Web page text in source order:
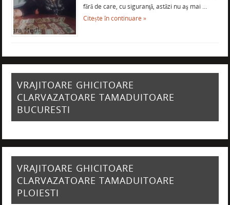
fără de care, cu siguranţă, astăzi nu aş mai …
Citește în continuare »
VRAJITOARE GHICITOARE
CLARVAZATOARE TAMADUITOARE
BUCURESTI
VRAJITOARE GHICITOARE
CLARVAZATOARE TAMADUITOARE
PLOIESTI